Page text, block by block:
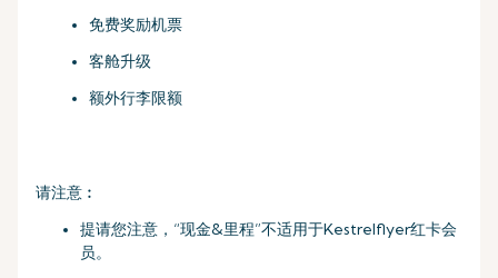
免费奖励机票
客舱升级
额外行李限额
请注意︰
提请您注意，“现金&里程”不适用于Kestrelflyer红卡会
员。